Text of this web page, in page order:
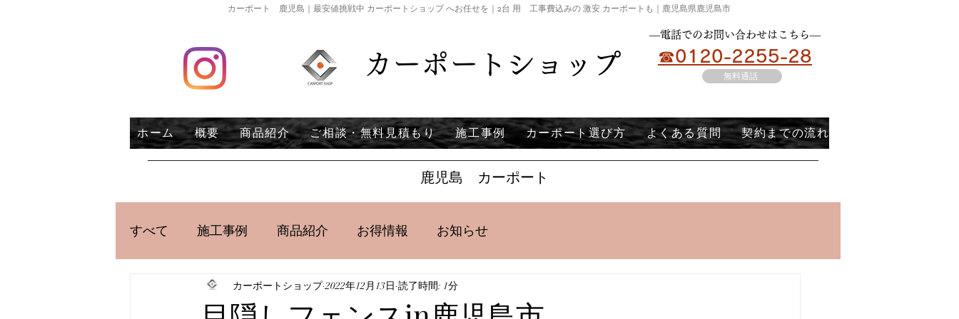
カーポート 鹿児島｜最安値挑戦中 カーポートショップ へお任せを｜2台 用 工事費込みの 激安 カーポートも｜鹿児島県鹿児島市
​―電話でのお問い合わせはこちら―
カーポートショップ ☎0120-2255-28
無料通話
ホーム 概要 商品紹介 ご相談・無料見積もり 施工事例 カーポート選び方 よくある質問 契約までの流れ
鹿児島 カーポート
すべて 施工事例 商品紹介 お得情報 お知らせ
カーポートショップ 2022年12月13日 読了時間: 1分